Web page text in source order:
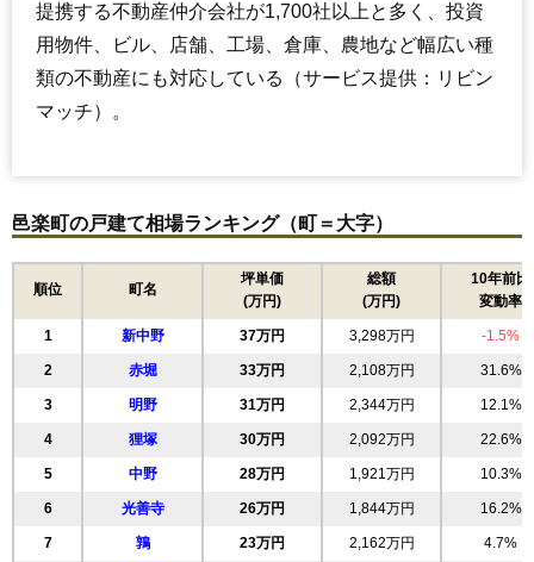
提携する不動産仲介会社が1,700社以上と多く、投資
用物件、ビル、店舗、工場、倉庫、農地など幅広い種
類の不動産にも対応している（サービス提供：リビン
マッチ）。
邑楽町の戸建て相場ランキング（町＝大字）
順位 町名
坪単価
(万円)
総額
(万円)
10年前比
変動率
1 新中野 37万円 3,298万円 -1.5%
2 赤堀 33万円 2,108万円 31.6%
3 明野 31万円 2,344万円 12.1%
4 狸塚 30万円 2,092万円 22.6%
5 中野 28万円 1,921万円 10.3%
6 光善寺 26万円 1,844万円 16.2%
7 鶉 23万円 2,162万円 4.7%